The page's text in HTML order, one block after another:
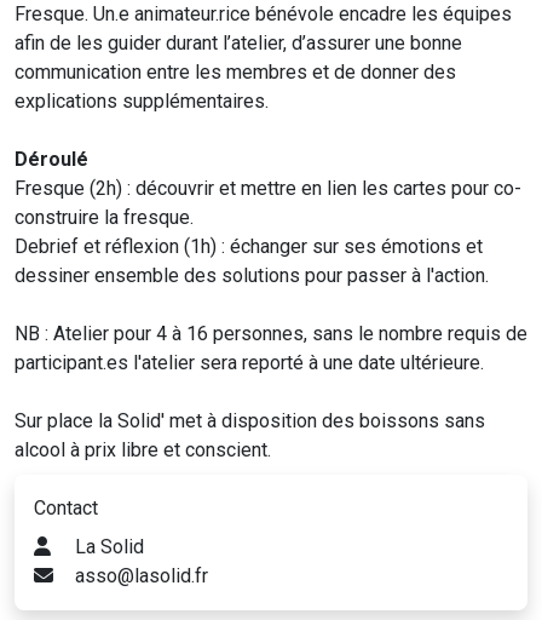
Fresque. Un.e animateur.rice bénévole encadre les équipes
afin de les guider durant l’atelier, d’assurer une bonne
communication entre les membres et de donner des
explications supplémentaires.
Déroulé
Fresque (2h) : découvrir et mettre en lien les cartes pour co-
construire la fresque.
Debrief et réflexion (1h) : échanger sur ses émotions et
dessiner ensemble des solutions pour passer à l'action.
NB : Atelier pour 4 à 16 personnes, sans le nombre requis de
participant.es l'atelier sera reporté à une date ultérieure.
Sur place la Solid' met à disposition des boissons sans
alcool à prix libre et conscient.
Contact
La Solid
asso@lasolid.fr